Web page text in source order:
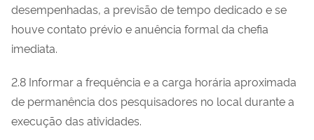
desempenhadas, a previsão de tempo dedicado e se
houve contato prévio e anuência formal da chefia
imediata.
2.8 Informar a frequência e a carga horária aproximada
de permanência dos pesquisadores no local durante a
execução das atividades.